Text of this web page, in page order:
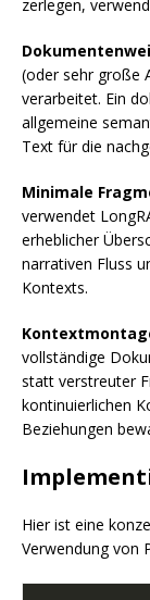
zerlegen,
(oder sehr große
verarbeitet. Ein
allgemeine
Text für die
Minimale
verwendet
erheblicher
narrativen Fluss
Kontexts.
vollständige
statt verstreuter
kontinuierlichen
Beziehungen
Hier ist eine
Verwendung von